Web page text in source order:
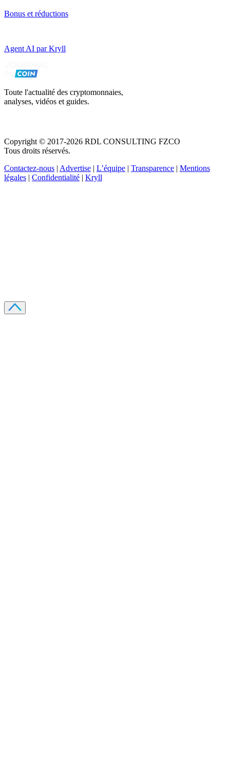
Bonus et réductions
Agent AI par Kryll
Toute l'actualité des cryptomonnaies,
analyses, vidéos et guides.
Copyright © 2017-2026 RDL CONSULTING FZCO
Tous droits réservés.
Contactez-nous | Advertise | L’équipe | Transparence | Mentions
légales | Confidentialité | Kryll